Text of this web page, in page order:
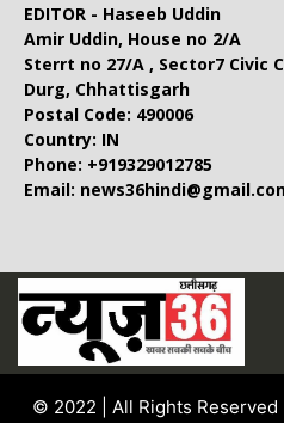
EDITOR - Haseeb Uddin
Amir Uddin, House no 2/A
Sterrt no 27/A , Sector7 Civic
Durg, Chhattisgarh
Postal Code: 490006
Country: IN
Phone: +919329012785
Email:
© 2022 | All Rights